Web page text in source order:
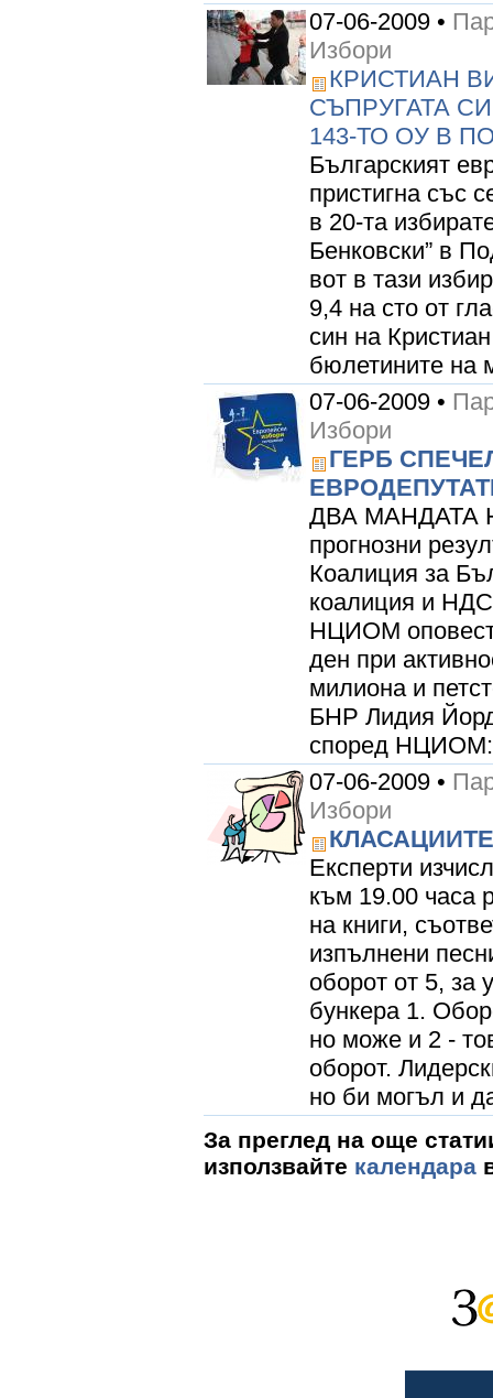
07-06-2009 •
Избори
КРИСТИАН
СЪПРУГАТА
143-ТО ОУ В
Българският
пристигна със
в 20-та
Бенковски” в
вот в тази
9,4 на сто от
син на
бюлетините на
07-06-2009 •
Избори
ГЕРБ
ДВА МАНДАТА
прогнозни
Коалиция за
коалиция и
НЦИОМ
ден при
милиона и
БНР Лидия
според
07-06-2009 •
Избори
Експерти
към 19.00 часа
на книги,
изпълнени
оборот от 5, за
бункера 1.
но може и 2 -
оборот.
но би могъл и
За преглед на още
използвайте календара